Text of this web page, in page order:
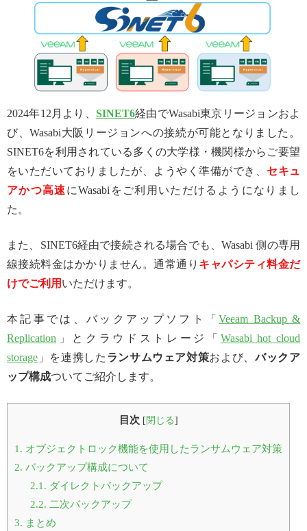
2024年12月より、 SINET6経由でWasabi東京リージョンおよ
び、Wasabi大阪リージョンへの接続が可能となりました。
SINET6を利用されている多くの大学様・機関様からご要望
をいただいておりましたが、ようやく準備ができ、 セキュ
アかつ高速 にWasabiをご利用いただけるようになりまし
た。
また、SINET6経由で接続される場合でも、Wasabi 側の専用
線接続料金はかかりません。通常通り キャパシティ料金だ
けでご利用 いただけます。
本記事では、バックアップソフト「Veeam Backup &
Replication 」とクラウドストレージ「 Wasabi hot cloud
storage 」を連携した ランサムウェア対策および、バックア
ップ構成ついてご紹介します。
目次 [ 閉じる]
1. オブジェクトロック機能を使用したランサムウェア対策
2. バックアップ構成について
2.1. ダイレクトバックアップ
2.2. 二次バックアップ
3. まとめ